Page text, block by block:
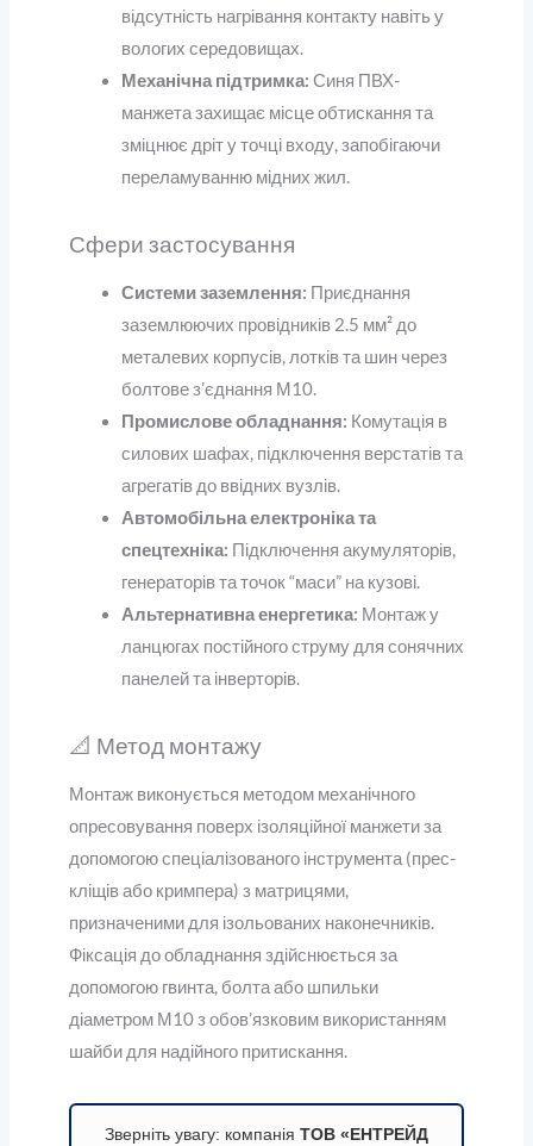
відсутність нагрівання контакту навіть у
вологих середовищах.
Механічна підтримка: Синя ПВХ-
манжета захищає місце обтискання та
зміцнює дріт у точці входу, запобігаючи
переламуванню мідних жил.
Сфери застосування
Системи заземлення: Приєднання
заземлюючих провідників 2.5 мм² до
металевих корпусів, лотків та шин через
болтове з’єднання М10.
Промислове обладнання: Комутація в
силових шафах, підключення верстатів та
агрегатів до ввідних вузлів.
Автомобільна електроніка та
спецтехніка: Підключення акумуляторів,
генераторів та точок “маси” на кузові.
Альтернативна енергетика: Монтаж у
ланцюгах постійного струму для сонячних
панелей та інверторів.
📐 Метод монтажу
Монтаж виконується методом механічного
опресовування поверх ізоляційної манжети за
допомогою спеціалізованого інструмента (прес-
кліщів або кримпера) з матрицями,
призначеними для ізольованих наконечників.
Фіксація до обладнання здійснюється за
допомогою гвинта, болта або шпильки
діаметром М10 з обов’язковим використанням
шайби для надійного притискання.
Зверніть увагу: компанія ТОВ «ЕНТРЕЙД